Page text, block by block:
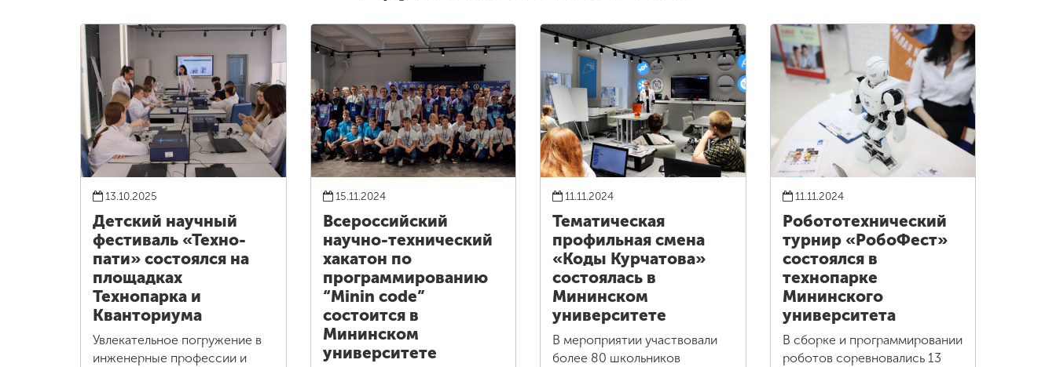
13.10.2025
Детский научный
фестиваль «Техно-
пати» состоялся на
площадках
Технопарка и
Кванториума
Увлекательное погружение в
инженерные профессии и
15.11.2024
Всероссийский
научно-технический
хакатон по
программированию
“Minin code”
состоится в
Мининском
университете
11.11.2024
Тематическая
профильная смена
«Коды Курчатова»
состоялась в
Мининском
университете
В мероприятии участвовали
более 80 школьников
11.11.2024
Робототехнический
турнир «РобоФест»
состоялся в
технопарке
Мининского
университета
В сборке и программировании
роботов соревновались 13